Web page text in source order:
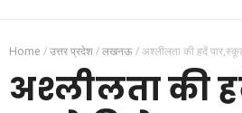
Home /उत्तर प्रदेश/लखनऊ/अश्लीलता की हदें
अश्लीलता की